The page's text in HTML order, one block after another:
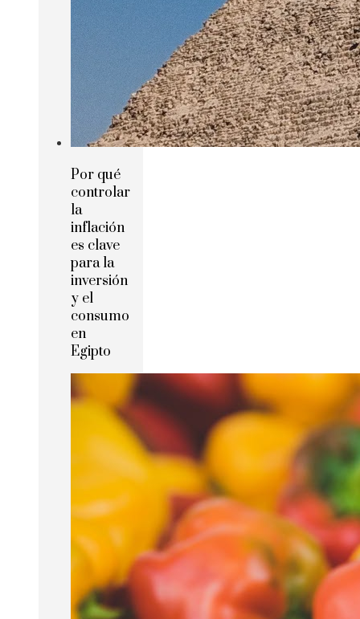
Por qué
controlar
la
inflación
es clave
para la
inversión
y el
consumo
en
Egipto